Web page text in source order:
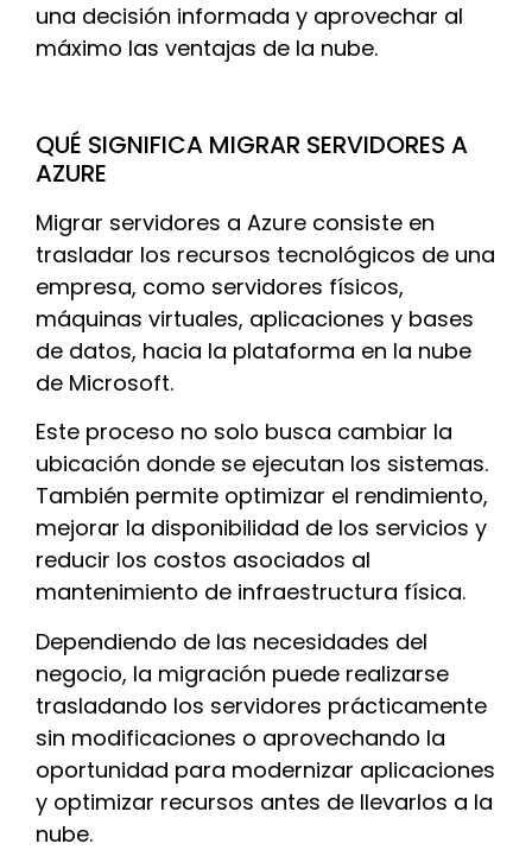
una decisión informada y aprovechar al
máximo las ventajas de la nube.
QUÉ SIGNIFICA MIGRAR SERVIDORES A
AZURE
Migrar servidores a Azure consiste en
trasladar los recursos tecnológicos de una
empresa, como servidores físicos,
máquinas virtuales, aplicaciones y bases
de datos, hacia la plataforma en la nube
de Microsoft.
Este proceso no solo busca cambiar la
ubicación donde se ejecutan los sistemas.
También permite optimizar el rendimiento,
mejorar la disponibilidad de los servicios y
reducir los costos asociados al
mantenimiento de infraestructura física.
Dependiendo de las necesidades del
negocio, la migración puede realizarse
trasladando los servidores prácticamente
sin modificaciones o aprovechando la
oportunidad para modernizar aplicaciones
y optimizar recursos antes de llevarlos a la
nube.